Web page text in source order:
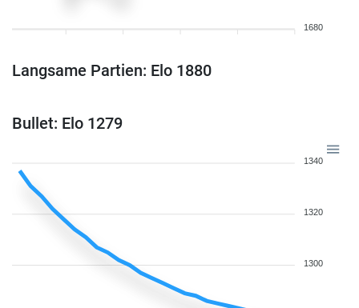
1680
Langsame Partien: Elo 1880
Bullet: Elo 1279
1340
1320
1300